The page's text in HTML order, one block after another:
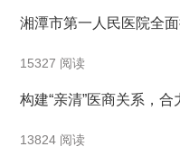
湘潭市第一人民医院全
15327 阅读
构建“亲清”医商关系，
13824 阅读